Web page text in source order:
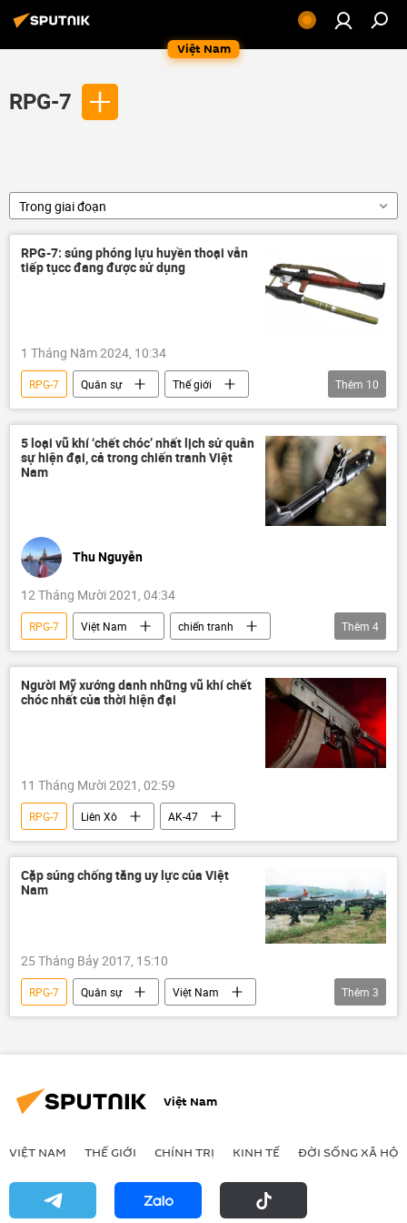
Việt Nam
RPG-7
Trong giai đoạn
RPG-7: súng phóng lựu huyền thoại vẫn
tiếp tụcc đang được sử dụng
1 Tháng Năm 2024, 10:34
RPG-7 Quân sự
Thế giới
súng phóng lựu
NATO
Nga
chiến tranh Việt Nam
Việt Nam
Cuộc xung đột Trung-Việt năm 1979
Thêm 10
5 loại vũ khí ‘chết chóc’ nhất lịch sử quân
sự hiện đại, cả trong chiến tranh Việt
Nam
Thu Nguyễn
12 Tháng Mười 2021, 04:34
RPG-7 Việt Nam
chiến tranh
AK-47
Quân sự
mua bán vũ khí
Tác giả
Thêm 4
Người Mỹ xướng danh những vũ khí chết
chóc nhất của thời hiện đại
11 Tháng Mười 2021, 02:59
RPG-7 Liên Xô AK-47
Cặp súng chống tăng uy lực của Việt
Nam
25 Tháng Bảy 2017, 15:10
RPG-7 Quân sự
Việt Nam
Quân đội Nhân dân Việt Nam
MATADOR
Thêm 3
Việt Nam
VIỆT NAM THẾ GIỚI CHÍNH TRỊ KINH TẾ ĐỜI SỐNG XÃ HỘI